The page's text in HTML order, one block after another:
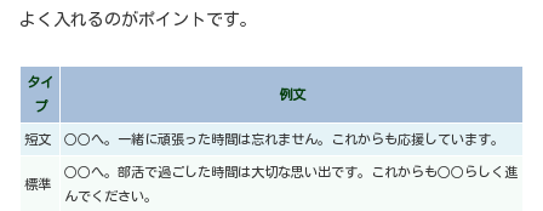
よく入れるのがポイントです。
タイ
プ
例文
短文 ○○へ。一緒に頑張った時間は忘れません。これからも応援しています。
標準
○○へ。部活で過ごした時間は大切な思い出です。これからも○○らしく進
んでください。